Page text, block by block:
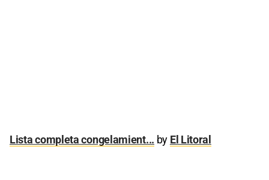
Lista completa congelamient... by El Litoral